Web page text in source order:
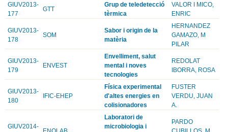
GIUV2013-
177
GTT
Grup de teledetecció
tèrmica
VALOR I MICO,
ENRIC
GIUV2013-
178
SOM
Sabor i origin de la
matèria
HERNANDEZ
GAMAZO, M
PILAR
GIUV2013-
179
ENVEST
Envelliment, salut
mental i noves
tecnologies
REDOLAT
IBORRA, ROSA
GIUV2013-
180
IFIC-EHEP
Física experimental
d'altes energies en
colisionadores
FUSTER
VERDU, JUAN
A.
GIUV2014-
Laboratori de
microbiologia i
PARDO